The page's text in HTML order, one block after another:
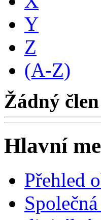
Y
Z
(A-Z)
Žádný
Hlavní
Přehled